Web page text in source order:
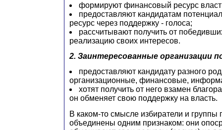
формируют финансовый ресурс
предоставляют кандидатам
ресурс через поддержку - голоса;
рассчитывают получить от
реализацию своих интересов.
2. Заинтересованные организации
предоставляют кандидату разного
организационные, финансовые,
хотят получить от него взамен
он обменяет свою поддержку на власть.
В каком-то смысле избиратели и группы
объединены одним признаком: они